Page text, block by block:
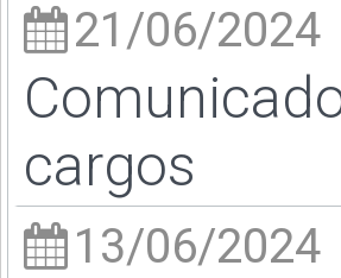
21/06/2024
cargos
13/06/2024